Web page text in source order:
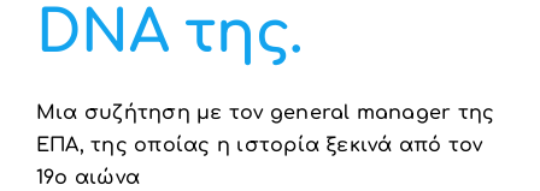
DNA της.
Μια συζήτηση με τον general manager της
ΕΠΑ, της οποίας η ιστορία ξεκινά από τον
19ο αιώνα